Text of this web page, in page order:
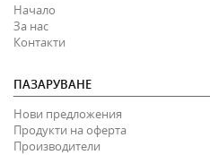
Начало
За нас
Контакти
ПАЗАРУВАНЕ
Нови предложения
Продукти на оферта
Производители